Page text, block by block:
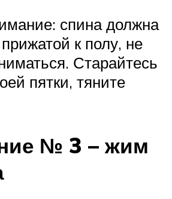
спина должна
к полу, не
Старайтесь
пятки, тяните
№ 3 – жим